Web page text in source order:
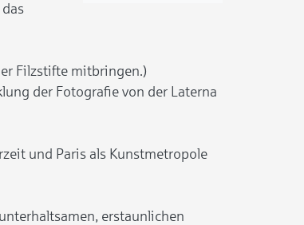
Filzstifte mitbringen.)
der Fotografie von der Laterna
und Paris als Kunstmetropole
erstaunlichen